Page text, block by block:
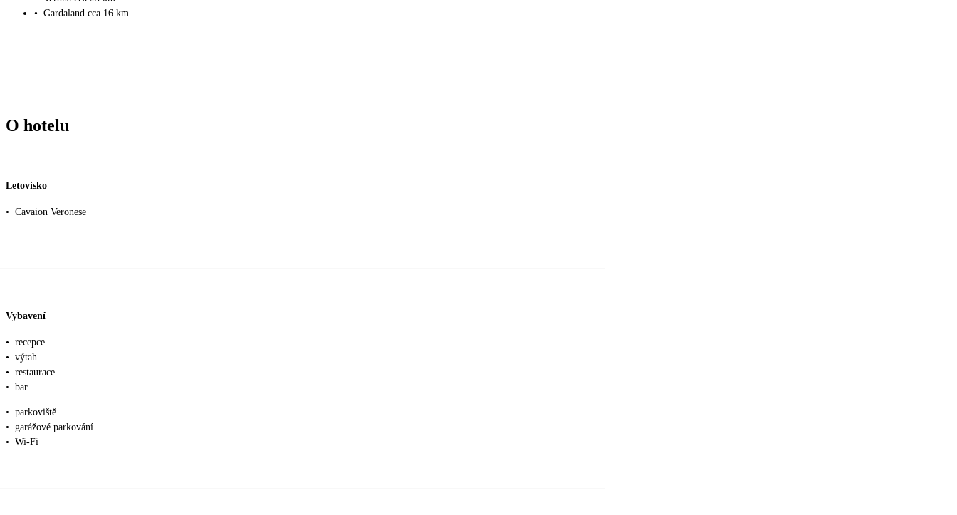
• Gardaland cca 16 km
O hotelu
Letovisko
• Cavaion Veronese
Vybavení
• recepce
• výtah
• restaurace
• bar
• parkoviště
• garážové parkování
• Wi-Fi